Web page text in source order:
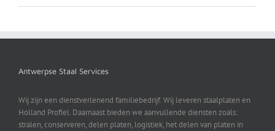
Antwerpse Staal Services
Wij zijn een dienstverlenend familiebedrijf. Wij leveren staalplaten en
Holland Profiel. Daarnaast bieden we aanvullende diensten zoals:
stralen, conserveren, delen platen, logistiek, het delen van platen in